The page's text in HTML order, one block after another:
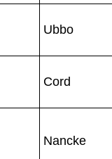
Ubbo
Cord
Nancke